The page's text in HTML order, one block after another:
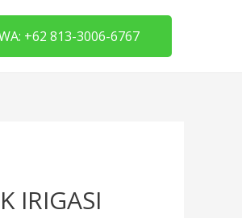
+62 813-3006-6767
IRIGASI